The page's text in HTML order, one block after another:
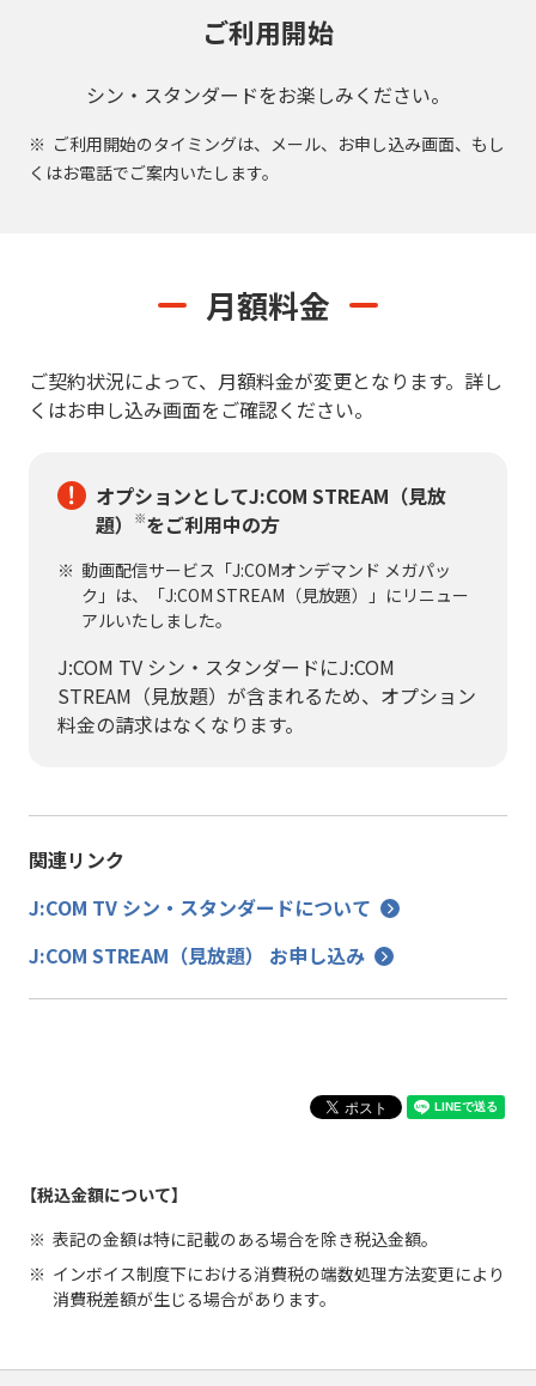
ご利用開始
シン・スタンダードをお楽しみください。
ご利用開始のタイミングは、メール、お申し込み画面、もし
くはお電話でご案内いたします。
月額料金
ご契約状況によって、月額料金が変更となります。 詳し
くはお申し込み画面をご確認ください。
オプションとしてJ:COM STREAM（見放
題）
※をご利用中の方
動画配信サービス「J:COMオンデマンド メガパッ
ク」は、「J:COM STREAM（見放題）」にリニュー
アルいたしました。
J:COM TV シン・スタンダードにJ:COM
STREAM（見放題）が含まれるため、オプション
料金の請求はなくなります。
関連リンク
J:COM TV シン・スタンダードについて
J:COM STREAM（見放題） お申し込み
【税込金額について】
表記の金額は特に記載のある場合を除き税込金額。
インボイス制度下における消費税の端数処理方法変更により
消費税差額が生じる場合があります。